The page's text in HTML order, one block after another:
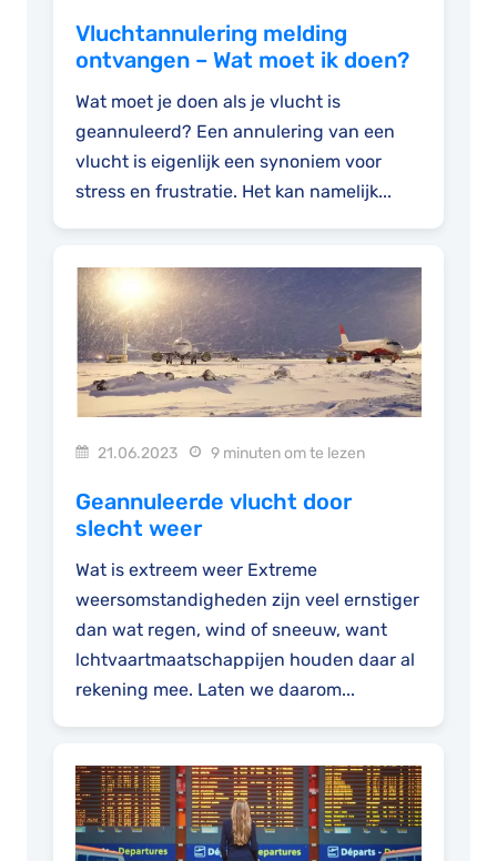
Vluchtannulering melding
ontvangen – Wat moet ik doen?
Wat moet je doen als je vlucht is
geannuleerd? Een annulering van een
vlucht is eigenlijk een synoniem voor
stress en frustratie. Het kan namelijk...
21.06.2023 9 minuten om te lezen
Geannuleerde vlucht door
slecht weer
Wat is extreem weer Extreme
weersomstandigheden zijn veel ernstiger
dan wat regen, wind of sneeuw, want
lchtvaartmaatschappijen houden daar al
rekening mee. Laten we daarom...